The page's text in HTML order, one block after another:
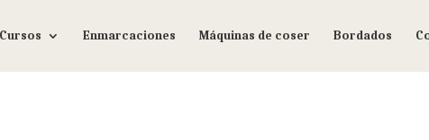
Cursos Enmarcaciones Máquinas de coser Bordados